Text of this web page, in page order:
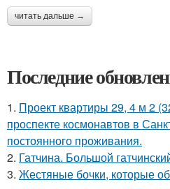
читать дальше →
Последние
1. Проект квартиры 29, 4 м 2
проспекте космонавтов в
постоянного проживания.
2. Гатчина. Большой
3. Жестяные бочки, которые